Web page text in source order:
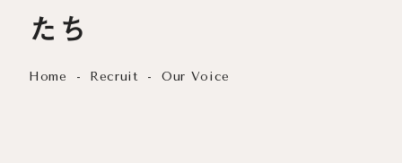
たち
Home Recruit Our Voice